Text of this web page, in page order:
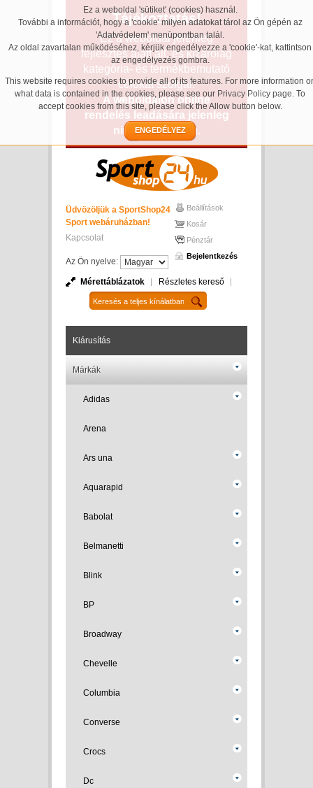
Ez a weboldal 'sütiket' (cookies) használ.
További a információt, hogy a 'cookie' milyen adatokat tárol az Ön gépén az
'Adatvédelem' menüpontban talál.
Az oldal zavartalan működéséhez, kérjük engedélyezze a 'cookie'-kat, kattintson
az engedélyezés gombra.
This website requires cookies to provide all of its features. For more information
what data is contained in the cookies, please see our Privacy Policy page. To
accept cookies from this site, please click the Allow button below.
ENGEDÉLYEZ
Tájékoztatás!
Ez a weboldal jelenleg
fejlesztés alatt áll, és kizárólag
kategória- és termékbemutató
célokat szolgál.
A weboldalon online
rendelés leadására jelenleg
nincs lehetőség.
Üdvözöljük a SportShop24
Sport webáruházban!
Kapcsolat
Az Ön nyelve:
Beállítások
Kosár
Pénztár
Bejelentkezés
Mérettáblázatok Részletes kereső
Kiárusítás
Márkák
Adidas
Arena
Ars una
Aquarapid
Babolat
Belmanetti
Blink
BP
Broadway
Chevelle
Columbia
Converse
Crocs
Dc